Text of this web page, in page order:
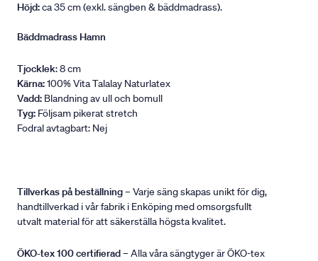
Höjd:ca 35 cm (exkl. sängben & bäddmadrass).
Bäddmadrass Hamn
Tjocklek: 8 cm
Kärna:100% Vita Talalay Naturlatex
Vadd: Blandning av ull och bomull
Tyg: Följsam pikerat stretch
Fodral avtagbart: Nej
Tillverkas på beställning– Varje säng skapas unikt för dig,
handtillverkad i vår fabrik i Enköping med omsorgsfullt
utvalt material för att säkerställa högsta kvalitet.
ÖKO-tex 100 certifierad– Alla våra sängtyger är ÖKO-tex